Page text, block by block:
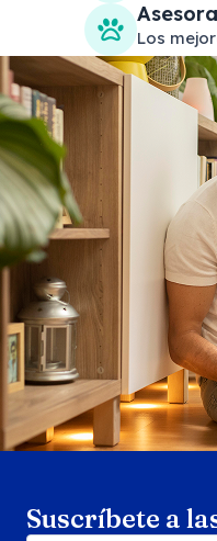
Los
Suscríbete a